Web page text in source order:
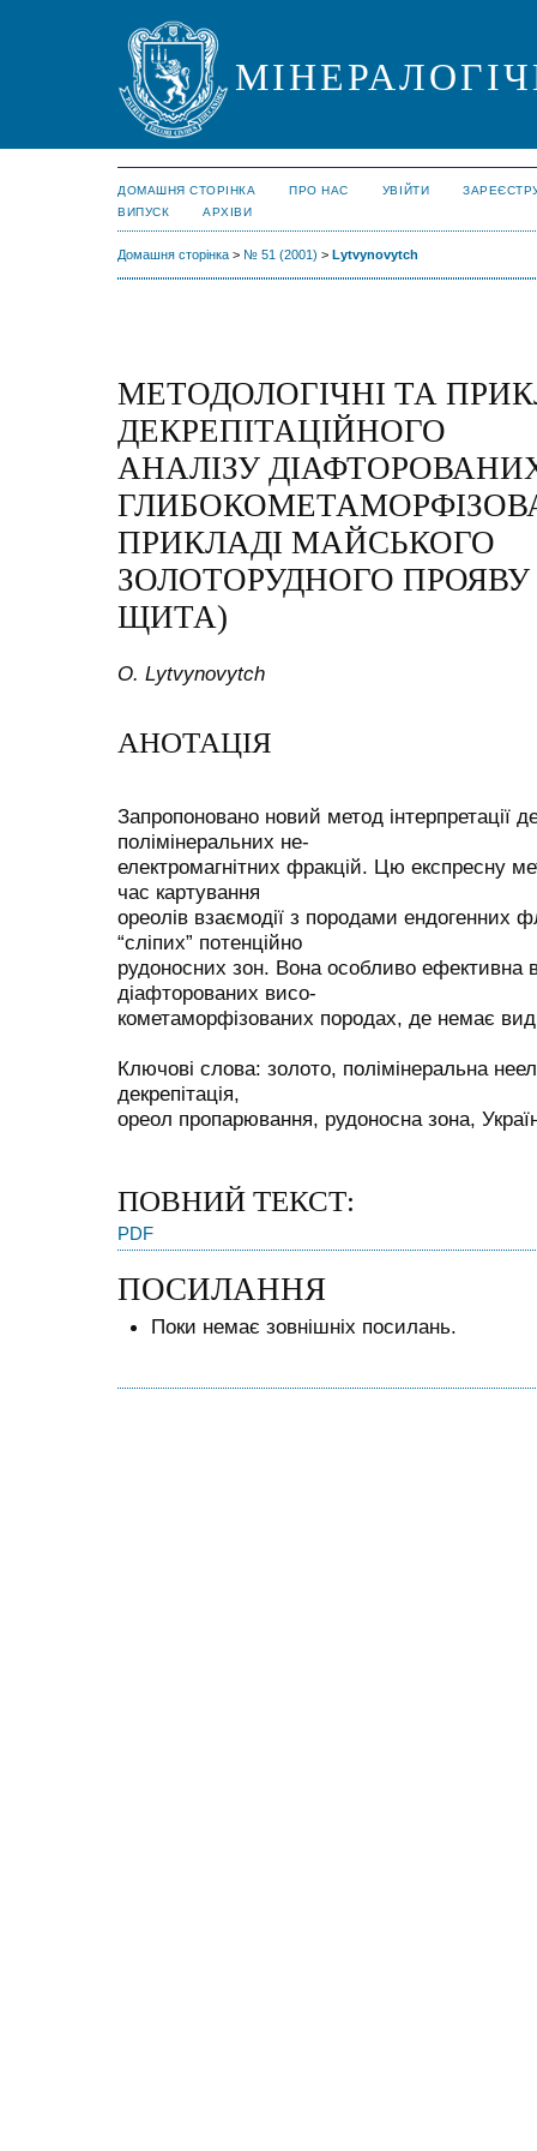
ДОМАШНЯ СТОРІНКА ПРО НАС УВІЙТИ
ВИПУСК
АРХІВИ
Домашня сторінка > № 51 (2001) > Lytvynovytch
МЕТОДОЛОГІЧНІ ТА
ДЕКРЕПІТАЦІЙНОГО
АНАЛІЗУ
ПРИКЛАДІ МАЙСЬКОГО
ЗОЛОТОРУДНОГО ПРОЯВУ
ЩИТА)
О. Lytvynovytch
АНОТАЦІЯ
Запропоновано новий метод інтерпретації
полімінеральних не-
електромагнітних фракцій. Цю експресну
час картування
ореолів взаємодії з породами ендогенних
“сліпих” потенційно
рудоносних зон. Вона особливо ефективна
діафторованих висо-
кометаморфізованих породах, де немає
Ключові слова: золото, полімінеральна
декрепітація,
ореол пропарювання, рудоносна зона,
ПОВНИЙ ТЕКСТ:
PDF
ПОСИЛАННЯ
Поки немає зовнішніх посилань.